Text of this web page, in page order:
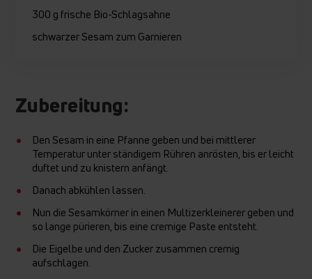
300 g frische Bio-Schlagsahne
schwarzer Sesam zum Garnieren
Zubereitung:
Den Sesam in eine Pfanne geben und bei mittlerer
Temperatur unter ständigem Rühren anrösten, bis er leicht
duftet und zu knistern anfängt.
Danach abkühlen lassen.
Nun die Sesamkörner in einen Multizerkleinerer geben und
so lange pürieren, bis eine cremige Paste entsteht.
Die Eigelbe und den Zucker zusammen cremig
aufschlagen.